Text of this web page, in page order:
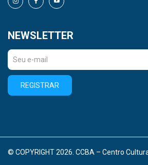
NEWSLETTER
REGISTRAR
© COPYRIGHT 2026. CCBA – Centro